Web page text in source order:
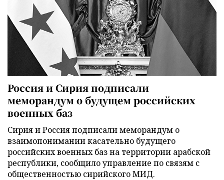
Россия и Сирия подписали
меморандум о будущем российских
военных баз
Сирия и Россия подписали меморандум о
взаимопонимании касательно будущего
российских военных баз на территории арабской
республики, сообщило управление по связям с
общественностью сирийского МИД.